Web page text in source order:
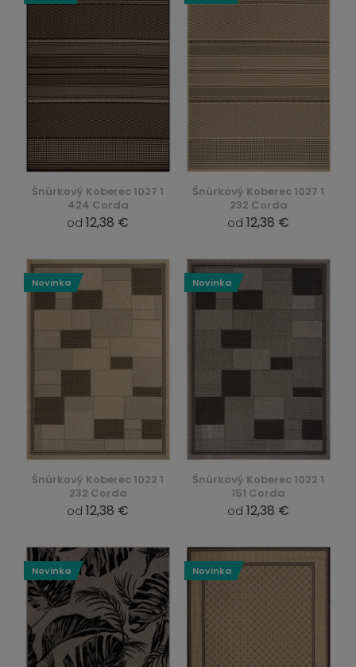
Šnúrkový Koberec 1027 1
424 Corda
od 12,38 €
Šnúrkový Koberec 1027 1
232 Corda
od 12,38 €
Šnúrkový Koberec 1022 1
232 Corda
od 12,38 €
Novinka
Šnúrkový Koberec 1022 1
151 Corda
od 12,38 €
Novinka
Novinka Novinka